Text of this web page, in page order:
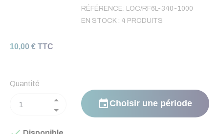
RÉFÉRENCE: LOC/RF6L-340-1000
EN STOCK : 4 PRODUITS
10,00 € TTC
Quantité
eventChoisir une période